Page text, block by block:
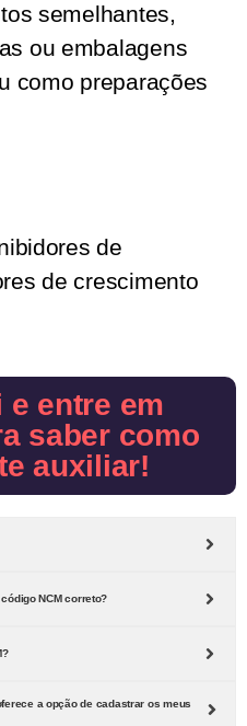
semelhantes,
ou embalagens
como preparações
de
de crescimento
e entre em
saber como
auxiliar!
NCM correto?
a opção de cadastrar os meus